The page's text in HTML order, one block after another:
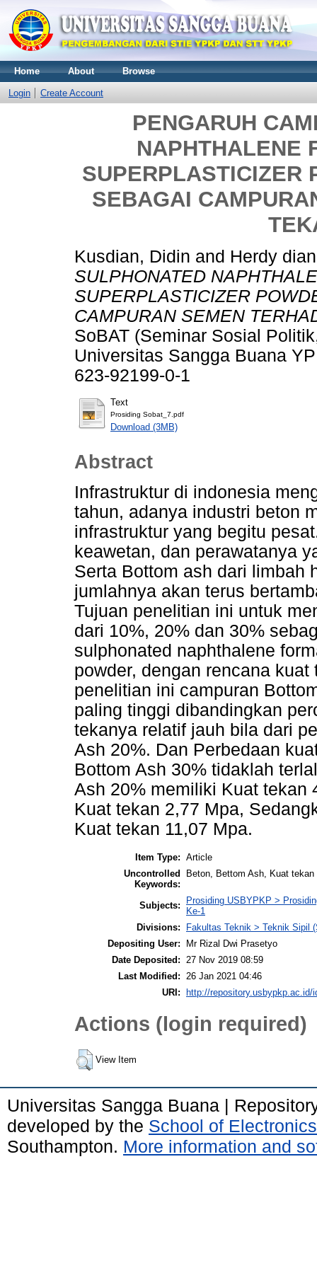
Home About Browse
Login Create Account
PENGARUH
NAPHTHALENE
SUPERPLASTICIZER
SEBAGAI
Kusdian, Didin and Herdy
SULPHONATED
SUPERPLASTICIZER
CAMPURAN SEMEN
SoBAT (Seminar Sosial
Universitas Sangga Buana
623-92199-0-1
Text
Prosiding Sobat_7.pdf
Download (3MB)
Abstract
Infrastruktur di indonesia
tahun, adanya industri beton
infrastruktur yang begitu
keawetan, dan perawatanya
Serta Bottom ash dari limbah
jumlahnya akan terus
Tujuan penelitian ini untuk
dari 10%, 20% dan 30%
sulphonated naphthalene
powder, dengan rencana
penelitian ini campuran
paling tinggi dibandingkan
tekanya relatif jauh bila dari
Ash 20%. Dan Perbedaan
Bottom Ash 30% tidaklah
Ash 20% memiliki Kuat tekan
Kuat tekan 2,77 Mpa,
Kuat tekan 11,07 Mpa.
Item Type: Article
Uncontrolled
Keywords:
Beton, Bettom Ash, Kuat tekan
Subjects:
Prosiding USBYPKP >
Ke-1
Divisions:
Fakultas Teknik > Teknik Sipil
Depositing User:
Mr Rizal Dwi Prasetyo
Date Deposited:
27 Nov 2019 08:59
Last Modified:
26 Jan 2021 04:46
URI:
http://repository.usbypkp.ac.id/
Actions (login required)
View Item
Universitas Sangga Buana |
developed by the School of
Southampton. More information and